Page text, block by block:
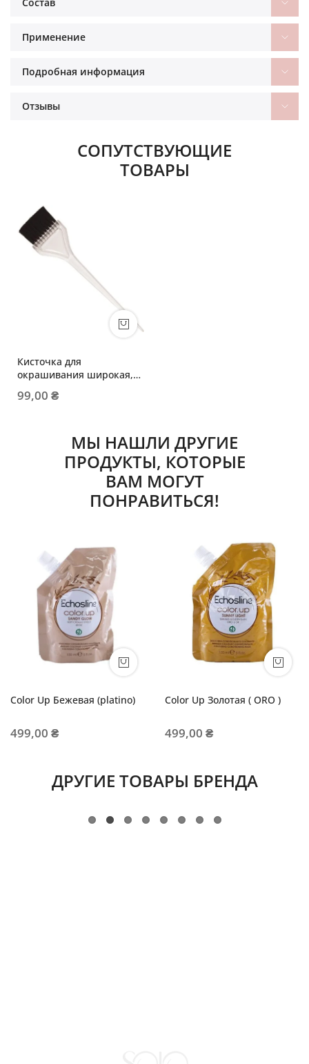
Применение
Подробная информация
Отзывы
СОПУТСТВУЮЩИЕ
ТОВАРЫ
Кисточка для
окрашивания широкая,
99,00 ₴
МЫ НАШЛИ ДРУГИЕ
ПРОДУКТЫ, КОТОРЫЕ
ВАМ МОГУТ
ПОНРАВИТЬСЯ!
Color Up Бежевая (platino)
499,00 ₴
Color Up Золотая ( ORO )
499,00 ₴
ДРУГИЕ ТОВАРЫ БРЕНДА